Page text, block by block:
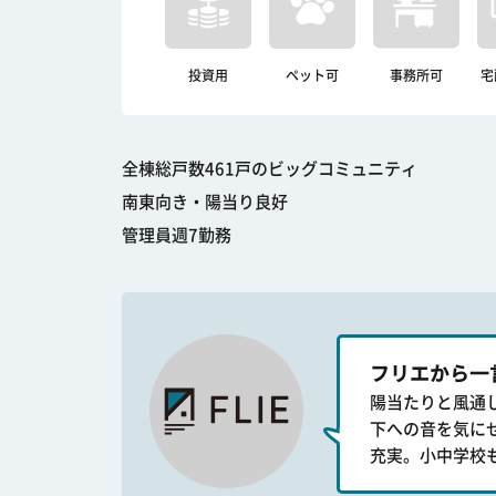
投資用 ペット可 事務所可 宅
全棟総戸数461戸のビッグコミュニティ
南東向き・陽当り良好
管理員週7勤務
フリエから一
陽当たりと風通
下への音を気に
充実。小中学校